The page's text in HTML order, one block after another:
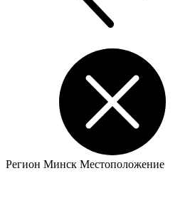
Регион Минск Местоположение